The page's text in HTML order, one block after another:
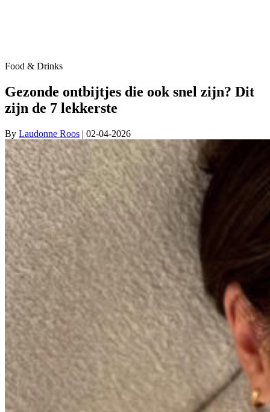
Food & Drinks
Gezonde ontbijtjes die ook snel zijn? Dit
zijn de 7 lekkerste
By Laudonne Roos | 02-04-2026